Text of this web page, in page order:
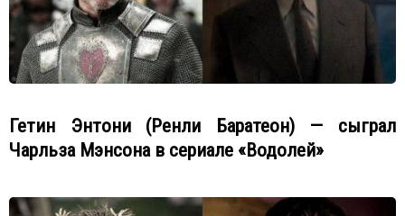
Гетин Энтони (Ренли Баратеон) — сыграл
Чарльза Мэнсона в сериале «Водолей»